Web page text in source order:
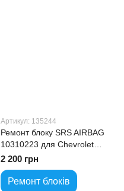
Артикул: 135244
Ремонт блоку SRS AIRBAG
10310223 для Chevrolet
MonteCarlo
2 200 грн
Ремонт блоків